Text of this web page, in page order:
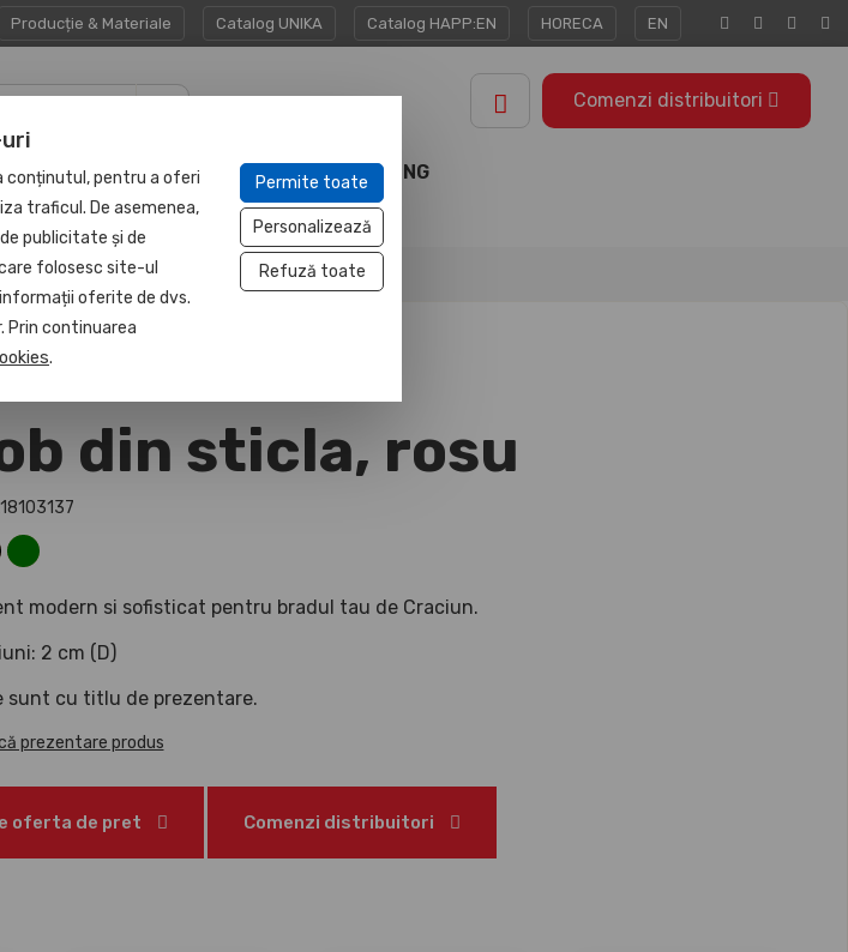
Producție & Materiale Catalog UNIKA Catalog HAPP:EN HORECA EN
UNITATE
PROTEJATĂ
MARKETING
TOOLS
Comenzi distribuitori
din sticla, rosu
modern si sofisticat pentru bradul tau de Craciun.
2 cm (D)
sunt cu titlu de prezentare.
prezentare produs
oferta de pret Comenzi distribuitori
conținutul, pentru a oferi
traficul. De asemenea,
publicitate și de
folosesc site-ul
oferite de dvs.
Prin continuarea
.
Permite toate
Personalizează
Refuză toate